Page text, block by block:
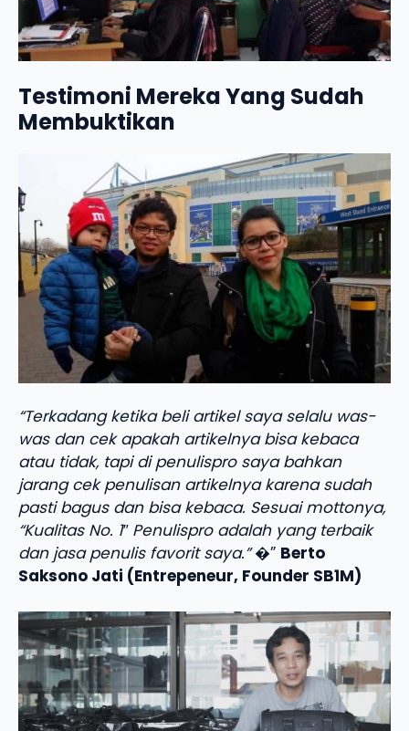
Testimoni Mereka Yang Sudah
Membuktikan
“Terkadang ketika beli artikel saya selalu was-
was dan cek apakah artikelnya bisa kebaca
atau tidak, tapi di penulispro saya bahkan
jarang cek penulisan artikelnya karena sudah
pasti bagus dan bisa kebaca. Sesuai mottonya,
“Kualitas No. 1″ Penulispro adalah yang terbaik
dan jasa penulis favorit saya.”�” Berto
Saksono Jati (Entrepeneur, Founder SB1M)